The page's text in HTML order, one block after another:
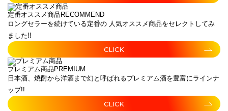
定番オススメ商品 RECOMMEND
ロングセラーを続けている定番の 人気オススメ商品をセレクトしてみ
ました!!
CLICK
プレミアム商品 PREMIUM
日本酒、焼酎から洋酒まで幻と呼ばれるプレミアム酒を豊富にラインナ
ップ!!
CLICK